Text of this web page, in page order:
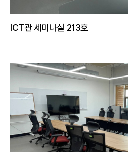
ICT관 세미나실 213호